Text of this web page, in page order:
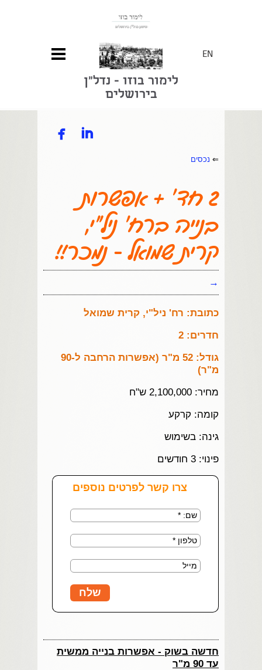
לימור בוזו - נדל"ן
בירושלים
EN
 
⇐ נכסים
2 חד' + אפשרות
בנייה ברח' ניל"י,
קרית שמואל - נמכר!!
→
כתובת: רח' ניל"י, קרית שמואל
חדרים: 2
גודל: 52 מ"ר (אפשרות הרחבה ל-90
מ"ר)
מחיר: 2,100,000 ש"ח
קומה: קרקע
גינה: בשימוש
פינוי: 3 חודשים
חדשה בשוק - אפשרות בנייה ממשית
עד 90 מ"ר